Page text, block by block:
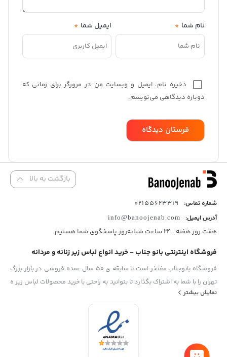
نام شما * ایمیل شما *
ذخیره نام، ایمیل و وبسایت من در مرورگر برای زمانی که
دوباره دیدگاهی می‌نویسم.
بازگشت به بالا
شماره تماس: 02155623319
آدرس ایمیل: info@banoojenab.com
هفت روز هفته ، 24 ساعت شبانه‌روز پاسخگوی شما هستیم.
فروشگاه اینترنتی بانو جناب - خرید انواع لباس زیر زنانه و مردانه
فروشگاه بانوجناب مفتخر است تا سابقه ی 50 سال عمده فروشی در بازار بزرگ
تهران را با شما به اشتراک بگذارد تا بتوانید به راحتی با خرید محصولات لباس زیر ه
صورت اینترنتی خرید خود را انجام دهید،هدف ما رساندن شما به محصولات با
کیفیت با بهترین قیمت بازار و سریع ترین زمان ممکن میباشد.
نمایش بیشتر